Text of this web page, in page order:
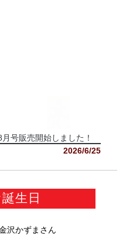
号販売開始しました！
2026/6/25
生日
沢かずま さん